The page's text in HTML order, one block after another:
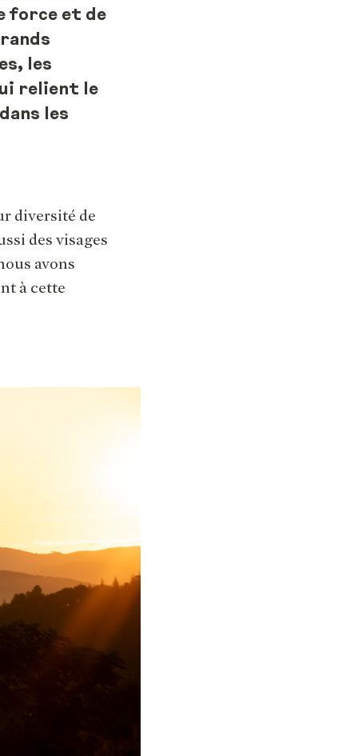
force et de
les
relient le
les
diversité de
des visages
avons
à cette